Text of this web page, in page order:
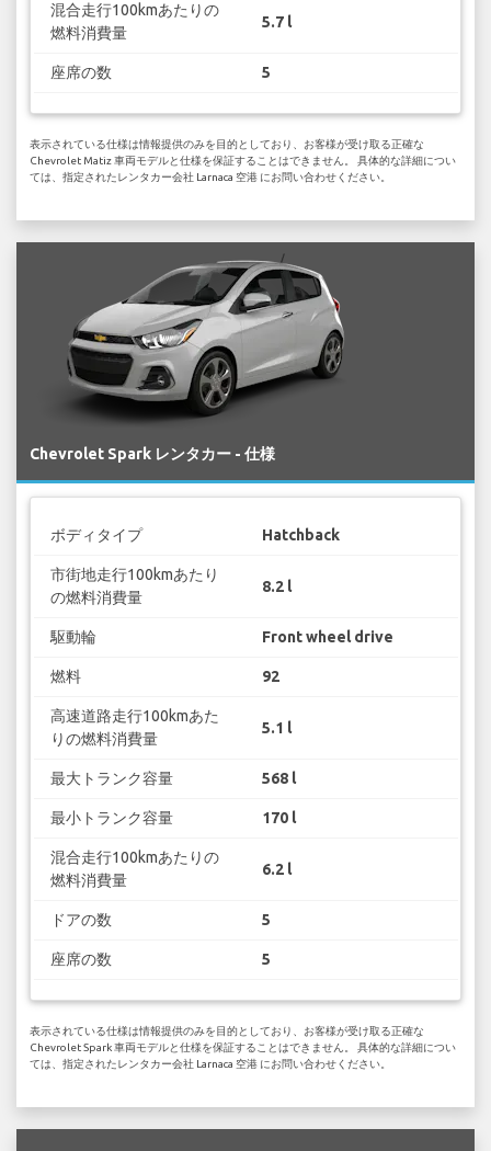
混合走行100kmあたりの
燃料消費量
5.7 l
座席の数 5
表示されている仕様は情報提供のみを目的としており、お客様が受け取る正確な
Chevrolet Matiz 車両モデルと仕様を保証することはできません。 具体的な詳細につい
ては、指定されたレンタカー会社 Larnaca 空港 にお問い合わせください。
Chevrolet Spark レンタカー - 仕様
ボディタイプ Hatchback
市街地走行100kmあたり
の燃料消費量
8.2 l
駆動輪 Front wheel drive
燃料 92
高速道路走行100kmあた
りの燃料消費量
5.1 l
最大トランク容量 568 l
最小トランク容量 170 l
混合走行100kmあたりの
燃料消費量
6.2 l
ドアの数 5
座席の数 5
表示されている仕様は情報提供のみを目的としており、お客様が受け取る正確な
Chevrolet Spark 車両モデルと仕様を保証することはできません。 具体的な詳細につい
ては、指定されたレンタカー会社 Larnaca 空港 にお問い合わせください。